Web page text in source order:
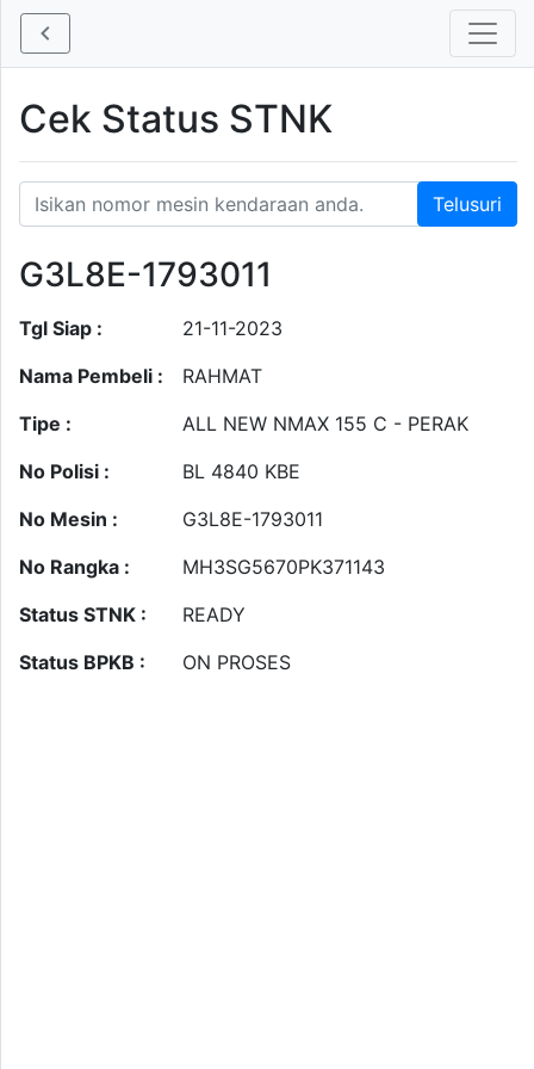
Cek Status STNK
G3L8E-1793011
Tgl Siap :
21-11-2023
Nama Pembeli :
RAHMAT
Tipe :
ALL NEW NMAX 155 C - PERAK
No Polisi :
BL 4840 KBE
No Mesin :
G3L8E-1793011
No Rangka :
MH3SG5670PK371143
Status STNK :
READY
Status BPKB :
ON PROSES